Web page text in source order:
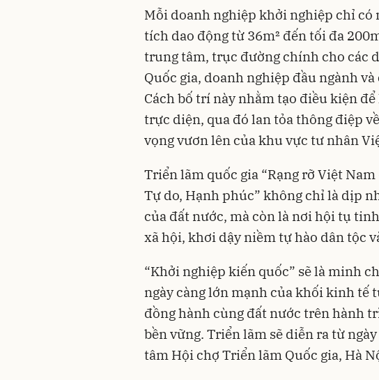
Mỗi doanh nghiệp khởi nghiệp chỉ
tích dao động từ 36m² đến tối đa
trung tâm, trục đường chính cho các
Quốc gia, doanh nghiệp đầu ngành
Cách bố trí này nhằm tạo điều kiện
trực diện, qua đó lan tỏa thông điệp
vọng vươn lên của khu vực tư nhân
Triển lãm quốc gia “Rạng rỡ Việt
Tự do, Hạnh phúc” không chỉ là dịp
của đất nước, mà còn là nơi hội tụ
xã hội, khơi dậy niềm tự hào dân tộc
“Khởi nghiệp kiến quốc” sẽ là minh
ngày càng lớn mạnh của khối kinh tế
đồng hành cùng đất nước trên hành
bền vững. Triển lãm sẽ diễn ra từ
tâm Hội chợ Triển lãm Quốc gia, Hà